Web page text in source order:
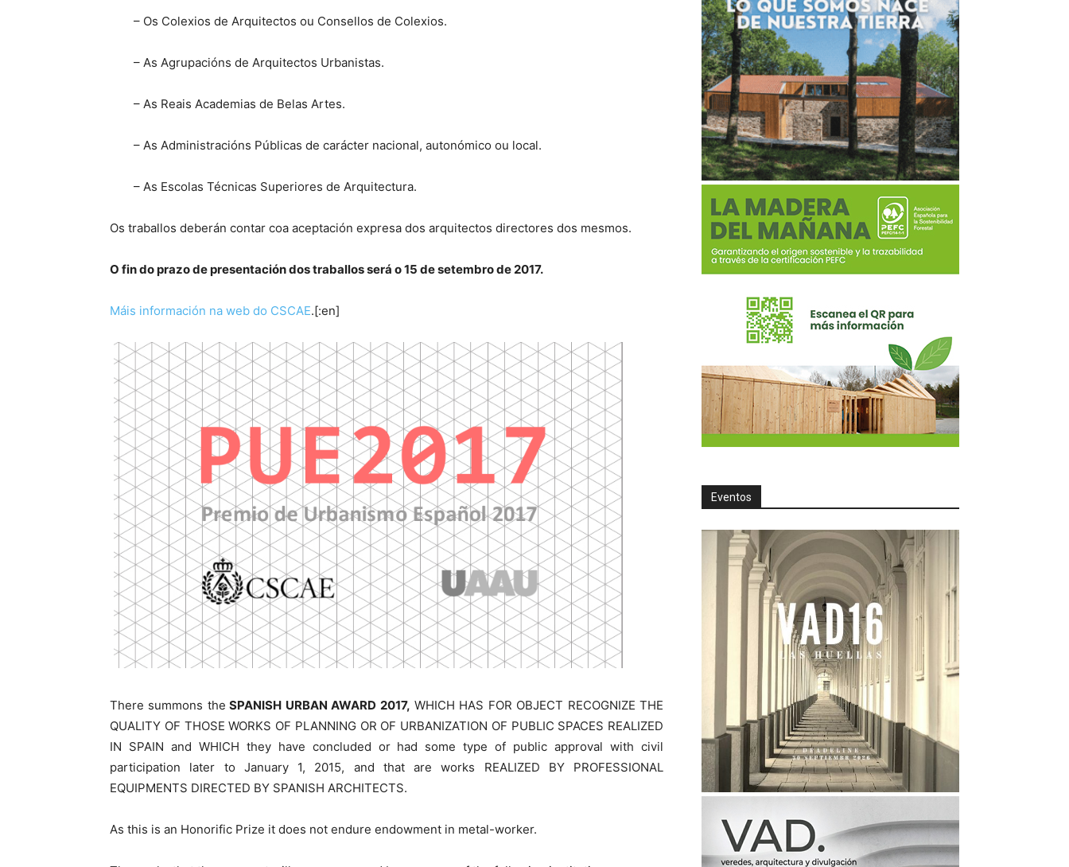
– Os Colexios de Arquitectos ou Consellos de Colexios.
– As Agrupacións de Arquitectos Urbanistas.
– As Reais Academias de Belas Artes.
– As Administracións Públicas de carácter nacional, autonómico ou local.
– As Escolas Técnicas Superiores de Arquitectura.
Os traballos deberán contar coa aceptación expresa dos arquitectos directores dos mesmos.
O fin do prazo de presentación dos traballos será o 15 de setembro de 2017.
Máis información na web do CSCAE.[:en]
There summons the SPANISH URBAN AWARD 2017, WHICH HAS FOR OBJECT RECOGNIZE THE
QUALITY OF THOSE WORKS OF PLANNING OR OF URBANIZATION OF PUBLIC SPACES REALIZED
IN SPAIN and WHICH they have concluded or had some type of public approval with civil
participation later to January 1, 2015, and that are works REALIZED BY PROFESSIONAL
EQUIPMENTS DIRECTED BY SPANISH ARCHITECTS.
As this is an Honorific Prize it does not endure endowment in metal-worker.
Eventos